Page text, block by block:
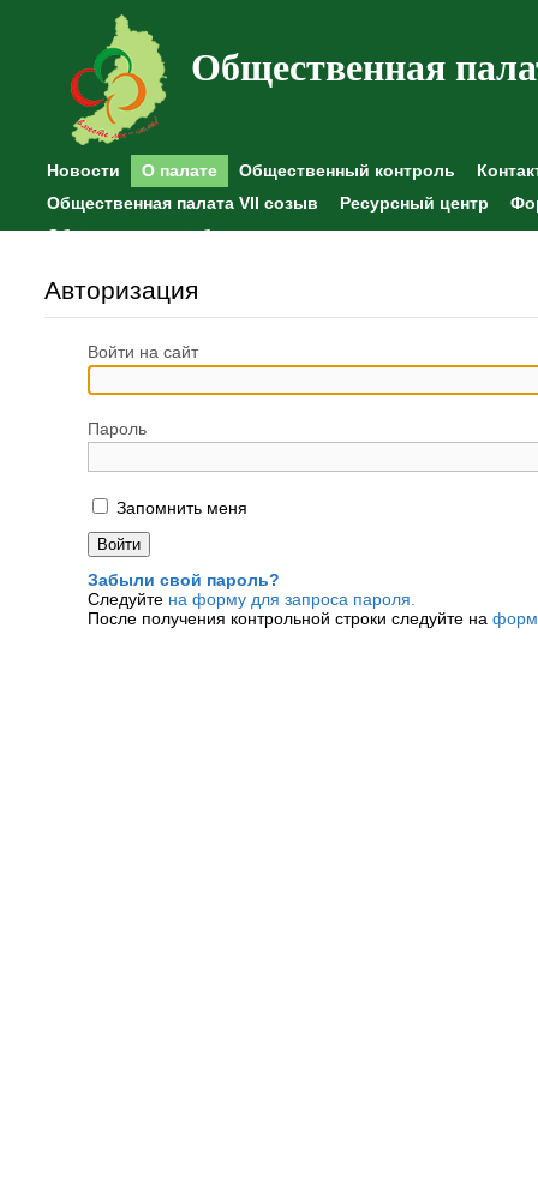
Общественная
Новости О палате Общественный контроль
Общественная палата VII созыв
Ресурсный центр
Общественные наблюдения
Авторизация
Войти на сайт
Пароль
Запомнить меня
Забыли свой пароль?
Следуйте на форму для запроса пароля.
После получения контрольной строки следуйте на